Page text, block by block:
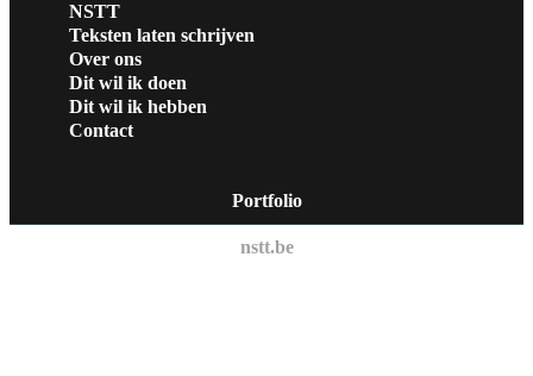
NSTT
Teksten laten schrijven
Over ons
Dit wil ik doen
Dit wil ik hebben
Contact
Portfolio
nstt.be